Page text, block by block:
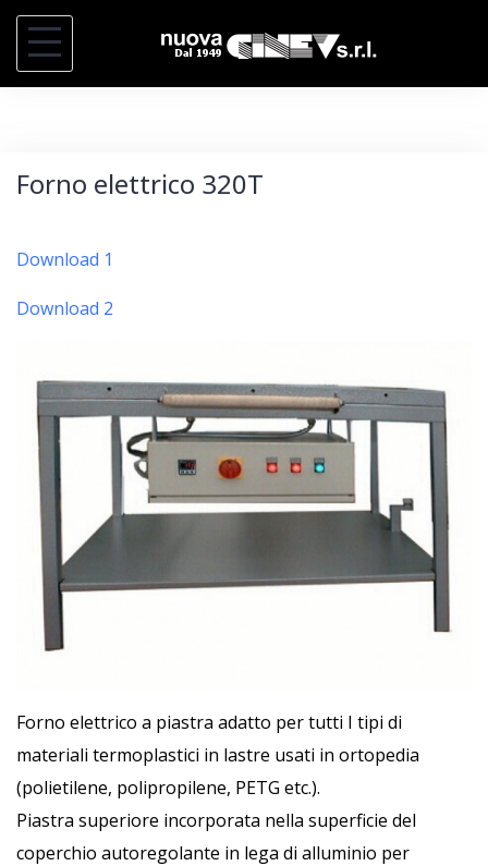
i
Forno elettrico 320T
Download 1
Download 2
Forno elettrico a piastra adatto per tutti I tipi di
materiali termoplastici in lastre usati in ortopedia
(polietilene, polipropilene, PETG etc.).
Piastra superiore incorporata nella superficie del
coperchio autoregolante in lega di alluminio per